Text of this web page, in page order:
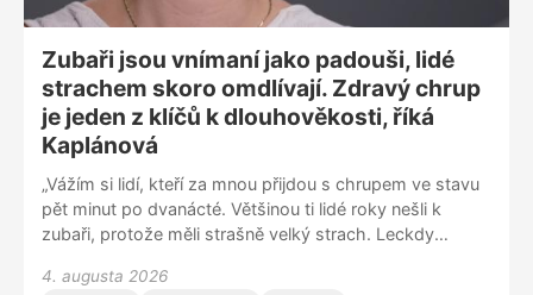
Zubaři jsou vnímaní jako padouši, lidé
strachem skoro omdlívají. Zdravý chrup
je jeden z klíčů k dlouhověkosti, říká
Kaplánová
„Vážím si lidí, kteří za mnou přijdou s chrupem ve stavu
pět minut po dvanácté. Většinou ti lidé roky nešli k
zubaři, protože měli strašně velký strach. Leckdy
ráda, když to překonají a nakonec to dáme do pořádku.
4. augusta 2026